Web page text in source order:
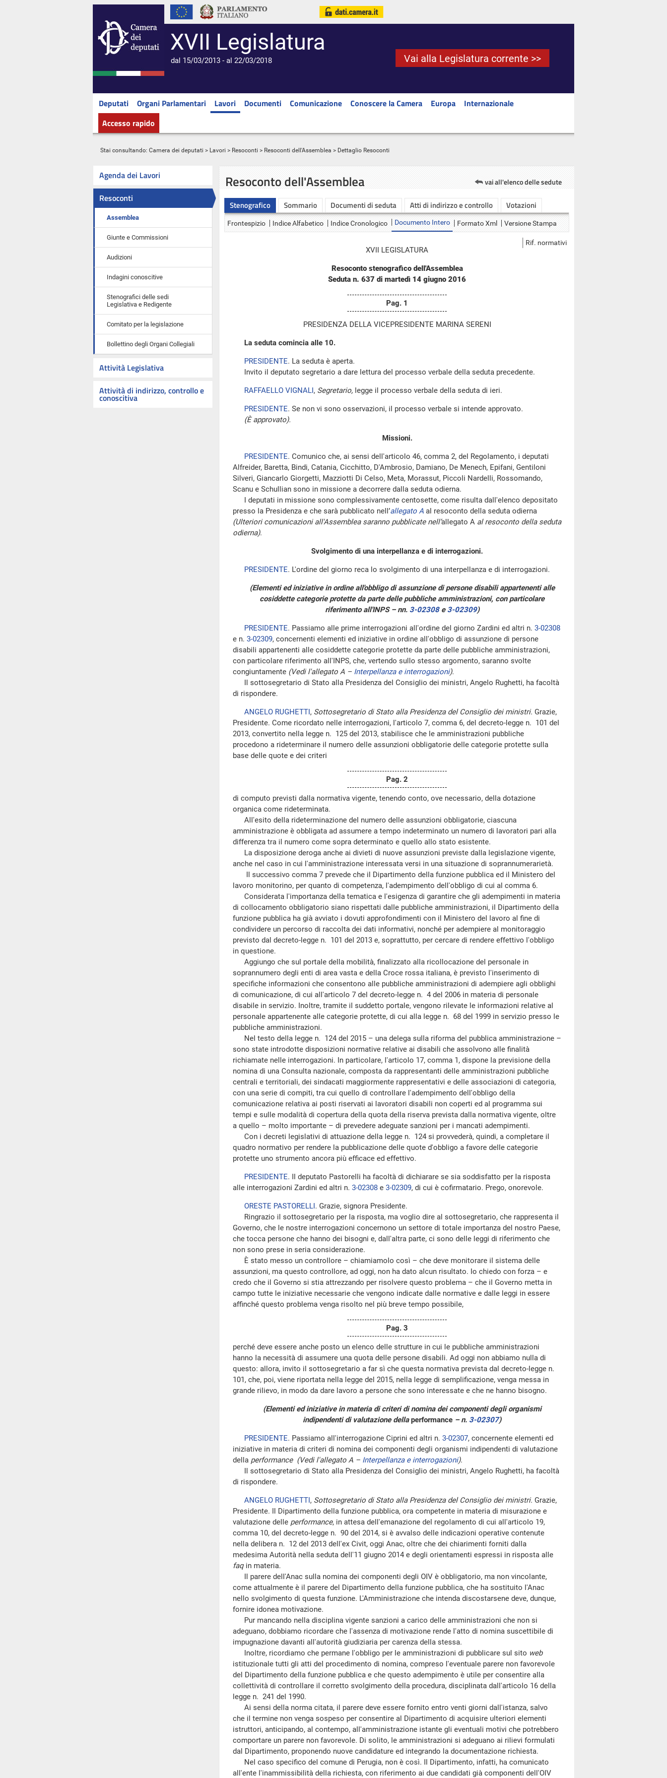
XVII Legislatura
dal 15/03/2013 - al 22/03/2018 Vai alla Legislatura corrente >>
Deputati Organi Parlamentari Lavori Documenti Comunicazione Conoscere la Camera Europa
Internazionale
Accesso rapido
Stai consultando: Camera dei deputati > Lavori > Resoconti > Resoconti dell'Assemblea > Dettaglio Resoconti
Agenda dei Lavori
Resoconti
Assemblea
Giunte e Commissioni
Audizioni
Indagini conoscitive
Stenografici delle sedi
Legislativa e Redigente
Comitato per la legislazione
Bollettino degli Organi Collegiali
Attività Legislativa
Attività di indirizzo, controllo e
conoscitiva
Resoconto dell'Assemblea vai all'elenco delle sedute
Stenografico Sommario Documenti di seduta Atti di indirizzo e controllo Votazioni
Frontespizio Indice Alfabetico Indice Cronologico Documento Intero Formato Xml Versione Stampa
Rif. normativi
XVII LEGISLATURA
Resoconto stenografico dell'Assemblea
Seduta n. 637 di martedì 14 giugno 2016
Pag. 1
PRESIDENZA DELLA VICEPRESIDENTE MARINA SERENI
La seduta comincia alle 10.
PRESIDENTE. La seduta è aperta.
Invito il deputato segretario a dare lettura del processo verbale della seduta precedente.
RAFFAELLO VIGNALI, Segretario, legge il processo verbale della seduta di ieri.
PRESIDENTE. Se non vi sono osservazioni, il processo verbale si intende approvato.
(È approvato).
Missioni.
PRESIDENTE. Comunico che, ai sensi dell'articolo 46, comma 2, del Regolamento, i deputati
Alfreider, Baretta, Bindi, Catania, Cicchitto, D'Ambrosio, Damiano, De Menech, Epifani, Gentiloni
Silveri, Giancarlo Giorgetti, Mazziotti Di Celso, Meta, Morassut, Piccoli Nardelli, Rossomando,
Scanu e Schullian sono in missione a decorrere dalla seduta odierna.
I deputati in missione sono complessivamente centosette, come risulta dall'elenco depositato
presso la Presidenza e che sarà pubblicato nell’allegato A al resoconto della seduta odierna
(Ulteriori comunicazioni all'Assemblea saranno pubblicate nell’allegato A al resoconto della seduta
odierna).
Svolgimento di una interpellanza e di interrogazioni.
PRESIDENTE. L'ordine del giorno reca lo svolgimento di una interpellanza e di interrogazioni.
(Elementi ed iniziative in ordine all'obbligo di assunzione di persone disabili appartenenti alle
cosiddette categorie protette da parte delle pubbliche amministrazioni, con particolare
riferimento all'INPS – nn. 3-02308e 3-02309)
PRESIDENTE. Passiamo alle prime interrogazioni all'ordine del giorno Zardini ed altri n. 3-02308
e n. 3-02309, concernenti elementi ed iniziative in ordine all'obbligo di assunzione di persone
disabili appartenenti alle cosiddette categorie protette da parte delle pubbliche amministrazioni,
con particolare riferimento all'INPS, che, vertendo sullo stesso argomento, saranno svolte
congiuntamente (Vedi l'allegato A – Interpellanza e interrogazioni).
Il sottosegretario di Stato alla Presidenza del Consiglio dei ministri, Angelo Rughetti, ha facoltà
di rispondere.
ANGELO RUGHETTI, Sottosegretario di Stato alla Presidenza del Consiglio dei ministri. Grazie,
Presidente. Come ricordato nelle interrogazioni, l'articolo 7, comma 6, del decreto-legge n. 101 del
2013, convertito nella legge n. 125 del 2013, stabilisce che le amministrazioni pubbliche
procedono a rideterminare il numero delle assunzioni obbligatorie delle categorie protette sulla
base delle quote e dei criteri
Pag. 2
di computo previsti dalla normativa vigente, tenendo conto, ove necessario, della dotazione
organica come rideterminata.
All'esito della rideterminazione del numero delle assunzioni obbligatorie, ciascuna
amministrazione è obbligata ad assumere a tempo indeterminato un numero di lavoratori pari alla
differenza tra il numero come sopra determinato e quello allo stato esistente.
La disposizione deroga anche ai divieti di nuove assunzioni previste dalla legislazione vigente,
anche nel caso in cui l'amministrazione interessata versi in una situazione di soprannumerarietà.
Il successivo comma 7 prevede che il Dipartimento della funzione pubblica ed il Ministero del
lavoro monitorino, per quanto di competenza, l'adempimento dell'obbligo di cui al comma 6.
Considerata l'importanza della tematica e l'esigenza di garantire che gli adempimenti in materia
di collocamento obbligatorio siano rispettati dalle pubbliche amministrazioni, il Dipartimento della
funzione pubblica ha già avviato i dovuti approfondimenti con il Ministero del lavoro al fine di
condividere un percorso di raccolta dei dati informativi, nonché per adempiere al monitoraggio
previsto dal decreto-legge n. 101 del 2013 e, soprattutto, per cercare di rendere effettivo l'obbligo
in questione.
Aggiungo che sul portale della mobilità, finalizzato alla ricollocazione del personale in
soprannumero degli enti di area vasta e della Croce rossa italiana, è previsto l'inserimento di
specifiche informazioni che consentono alle pubbliche amministrazioni di adempiere agli obblighi
di comunicazione, di cui all'articolo 7 del decreto-legge n. 4 del 2006 in materia di personale
disabile in servizio. Inoltre, tramite il suddetto portale, vengono rilevate le informazioni relative al
personale appartenente alle categorie protette, di cui alla legge n. 68 del 1999 in servizio presso le
pubbliche amministrazioni.
Nel testo della legge n. 124 del 2015 – una delega sulla riforma del pubblica amministrazione –
sono state introdotte disposizioni normative relative ai disabili che assolvono alle finalità
richiamate nelle interrogazioni. In particolare, l'articolo 17, comma 1, dispone la previsione della
nomina di una Consulta nazionale, composta da rappresentanti delle amministrazioni pubbliche
centrali e territoriali, dei sindacati maggiormente rappresentativi e delle associazioni di categoria,
con una serie di compiti, tra cui quello di controllare l'adempimento dell'obbligo della
comunicazione relativa ai posti riservati ai lavoratori disabili non coperti ed al programma sui
tempi e sulle modalità di copertura della quota della riserva prevista dalla normativa vigente, oltre
a quello – molto importante – di prevedere adeguate sanzioni per i mancati adempimenti.
Con i decreti legislativi di attuazione della legge n. 124 si provvederà, quindi, a completare il
quadro normativo per rendere la pubblicazione delle quote d'obbligo a favore delle categorie
protette uno strumento ancora più efficace ed effettivo.
PRESIDENTE. Il deputato Pastorelli ha facoltà di dichiarare se sia soddisfatto per la risposta
alle interrogazioni Zardini ed altri n. 3-02308 e 3-02309, di cui è cofirmatario. Prego, onorevole.
ORESTE PASTORELLI. Grazie, signora Presidente.
Ringrazio il sottosegretario per la risposta, ma voglio dire al sottosegretario, che rappresenta il
Governo, che le nostre interrogazioni concernono un settore di totale importanza del nostro Paese,
che tocca persone che hanno dei bisogni e, dall'altra parte, ci sono delle leggi di riferimento che
non sono prese in seria considerazione.
È stato messo un controllore – chiamiamolo così – che deve monitorare il sistema delle
assunzioni, ma questo controllore, ad oggi, non ha dato alcun risultato. Io chiedo con forza – e
credo che il Governo si stia attrezzando per risolvere questo problema – che il Governo metta in
campo tutte le iniziative necessarie che vengono indicate dalle normative e dalle leggi in essere
affinché questo problema venga risolto nel più breve tempo possibile,
Pag. 3
perché deve essere anche posto un elenco delle strutture in cui le pubbliche amministrazioni
hanno la necessità di assumere una quota delle persone disabili. Ad oggi non abbiamo nulla di
questo: allora, invito il sottosegretario a far sì che questa normativa prevista dal decreto-legge n.
101, che, poi, viene riportata nella legge del 2015, nella legge di semplificazione, venga messa in
grande rilievo, in modo da dare lavoro a persone che sono interessate e che ne hanno bisogno.
(Elementi ed iniziative in materia di criteri di nomina dei componenti degli organismi
indipendenti di valutazione dellaperformance – n. 3-02307)
PRESIDENTE. Passiamo all'interrogazione Ciprini ed altri n. 3-02307, concernente elementi ed
iniziative in materia di criteri di nomina dei componenti degli organismi indipendenti di valutazione
della performance (Vedi l'allegato A – Interpellanza e interrogazioni).
Il sottosegretario di Stato alla Presidenza del Consiglio dei ministri, Angelo Rughetti, ha facoltà
di rispondere.
ANGELO RUGHETTI, Sottosegretario di Stato alla Presidenza del Consiglio dei ministri. Grazie,
Presidente. Il Dipartimento della funzione pubblica, ora competente in materia di misurazione e
valutazione delle performance, in attesa dell'emanazione del regolamento di cui all'articolo 19,
comma 10, del decreto-legge n. 90 del 2014, si è avvalso delle indicazioni operative contenute
nella delibera n. 12 del 2013 dell'ex Civit, oggi Anac, oltre che dei chiarimenti forniti dalla
medesima Autorità nella seduta dell'11 giugno 2014 e degli orientamenti espressi in risposta alle
faqin materia.
Il parere dell'Anac sulla nomina dei componenti degli OIV è obbligatorio, ma non vincolante,
come attualmente è il parere del Dipartimento della funzione pubblica, che ha sostituito l'Anac
nello svolgimento di questa funzione. L'Amministrazione che intenda discostarsene deve, dunque,
fornire idonea motivazione.
Pur mancando nella disciplina vigente sanzioni a carico delle amministrazioni che non si
adeguano, dobbiamo ricordare che l'assenza di motivazione rende l'atto di nomina suscettibile di
impugnazione davanti all'autorità giudiziaria per carenza della stessa.
Inoltre, ricordiamo che permane l'obbligo per le amministrazioni di pubblicare sul sito web
istituzionale tutti gli atti del procedimento di nomina, compreso l'eventuale parere non favorevole
del Dipartimento della funzione pubblica e che questo adempimento è utile per consentire alla
collettività di controllare il corretto svolgimento della procedura, disciplinata dall'articolo 16 della
legge n. 241 del 1990.
Ai sensi della norma citata, il parere deve essere fornito entro venti giorni dall'istanza, salvo
che il termine non venga sospeso per consentire al Dipartimento di acquisire ulteriori elementi
istruttori, anticipando, al contempo, all'amministrazione istante gli eventuali motivi che potrebbero
comportare un parere non favorevole. Di solito, le amministrazioni si adeguano ai rilievi formulati
dal Dipartimento, proponendo nuove candidature ed integrando la documentazione richiesta.
Nel caso specifico del comune di Perugia, non è così. Il Dipartimento, infatti, ha comunicato
all'ente l'inammissibilità della richiesta, con riferimento ai due candidati già componenti dell'OIV